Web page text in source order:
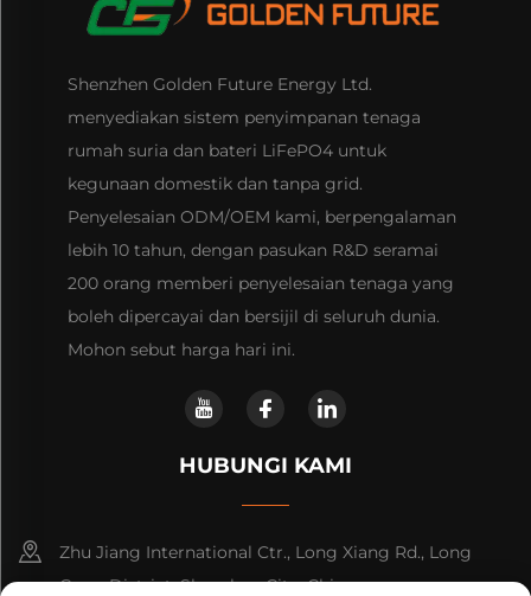
Shenzhen Golden Future Energy Ltd.
menyediakan sistem penyimpanan tenaga
rumah suria dan bateri LiFePO4 untuk
kegunaan domestik dan tanpa grid.
Penyelesaian ODM/OEM kami, berpengalaman
lebih 10 tahun, dengan pasukan R&D seramai
200 orang memberi penyelesaian tenaga yang
boleh dipercayai dan bersijil di seluruh dunia.
Mohon sebut harga hari ini.
HUBUNGI KAMI
Zhu Jiang International Ctr., Long Xiang Rd., Long
Gang District, Shenzhen City, China